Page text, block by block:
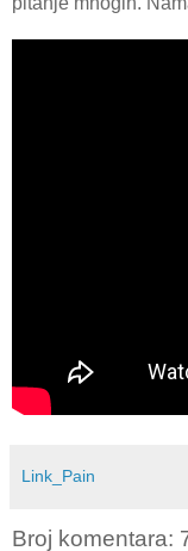
Link_Pain
Broj komentara: